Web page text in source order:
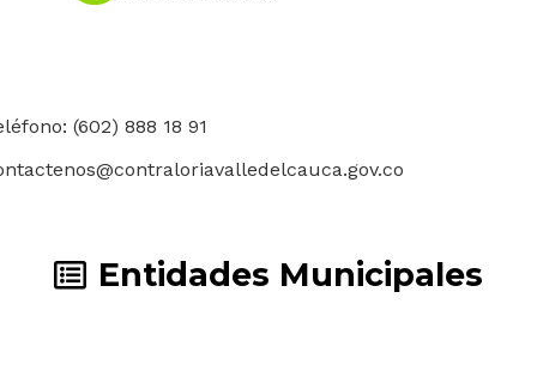
(602) 888 18 91
Entidades Municipales